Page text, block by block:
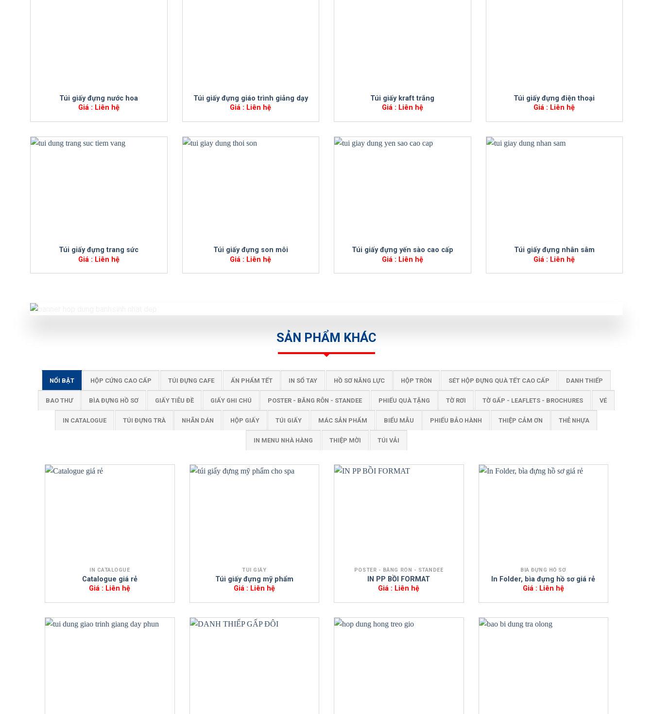
Túi giấy đựng nước hoa
Giá : Liên hệ
Túi giấy đựng giáo trình giảng dạy
Giá : Liên hệ
Túi giấy kraft trắng
Giá : Liên hệ
Túi giấy đựng điện thoại
Giá : Liên hệ
Túi giấy đựng trang sức
Giá : Liên hệ
Túi giấy đựng son môi
Giá : Liên hệ
Túi giấy đựng yến sào cao cấp
Giá : Liên hệ
Túi giấy đựng nhân sâm
Giá : Liên hệ
SẢN PHẨM KHÁC
NỔI BẬT HỘP CỨNG CAO CẤP TÚI ĐỰNG CAFE ẤN PHẨM TẾT IN SỔ TAY HỒ SƠ NĂNG LỰC HỘP TRÒN SÉT HỘP ĐỰNG QUÀ TẾT CAO CẤP DANH THIẾP
BAO THƯ BÌA ĐỰNG HỒ SƠ GIẤY TIÊU ĐỀ GIẤY GHI CHÚ POSTER - BĂNG RÔN - STANDEE PHIẾU QUÀ TẶNG TỜ RƠI TỜ GẤP - LEAFLETS - BROCHURES VÉ
IN CATALOGUE TÚI ĐỰNG TRÀ NHÃN DÁN HỘP GIẤY TÚI GIẤY MÁC SẢN PHẨM BIỂU MẪU PHIẾU BẢO HÀNH THIỆP CẢM ƠN THẺ NHỰA
IN MENU NHÀ HÀNG THIỆP MỜI TÚI VẢI
IN CATALOGUE
Catalogue giá rẻ
Giá : Liên hệ
TÚI GIẤY
Túi giấy đựng mỹ phẩm
Giá : Liên hệ
POSTER - BĂNG RÔN - STANDEE
IN PP BỒI FORMAT
Giá : Liên hệ
BÌA ĐỰNG HỒ SƠ
In Folder, bìa đựng hồ sơ giá rẻ
Giá : Liên hệ